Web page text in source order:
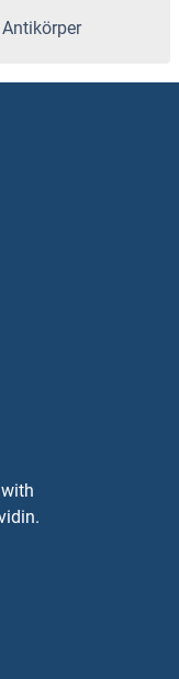
Antikörper